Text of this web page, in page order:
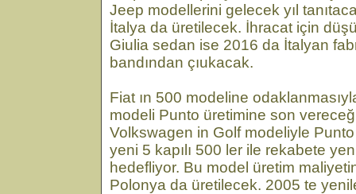
Jeep modellerini gelecek yıl
İtalya da üretilecek. İhracat için
Giulia sedan ise 2016 da İtalyan
bandından çıukacak.
Fiat ın 500 modeline
modeli Punto üretimine son
Volkswagen in Golf modeliyle
yeni 5 kapılı 500 ler ile rekabete
hedefliyor. Bu model üretim
Polonya da üretilecek. 2005 te